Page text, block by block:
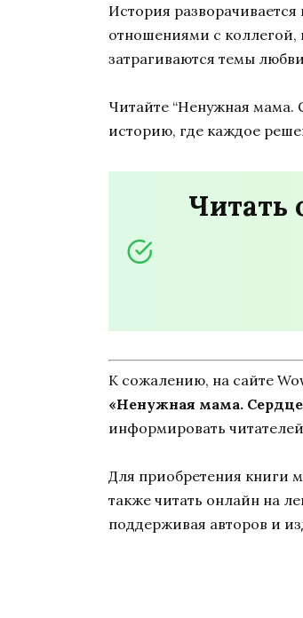
История
отношениями с коллегой,
затрагиваются темы
Читайте “Ненужная мама.
историю, где каждое
Читать
К сожалению, на сайте
«Ненужная мама.
информировать
Для приобретения книги
также читать онлайн на
поддерживая авторов и